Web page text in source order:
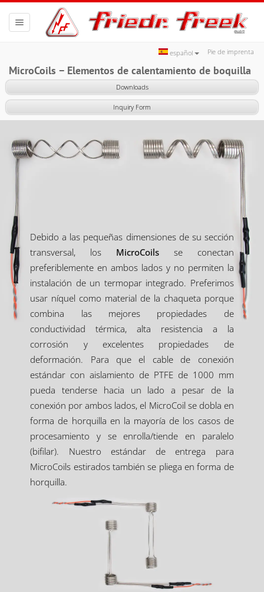
Pie de imprenta
español
Toggle
navigation
MicroCoils − Elementos de calentamiento de boquilla
Downloads
Inquiry Form
Debido a las pequeñas dimensiones de su sección
transversal, los MicroCoils se conectan
preferiblemente en ambos lados y no permiten la
instalación de un termopar integrado. Preferimos
usar níquel como material de la chaqueta porque
combina las mejores propiedades de
conductividad térmica, alta resistencia a la
corrosión y excelentes propiedades de
deformación. Para que el cable de conexión
estándar con aislamiento de PTFE de 1000 mm
pueda tenderse hacia un lado a pesar de la
conexión por ambos lados, el MicroCoil se dobla en
forma de horquilla en la mayoría de los casos de
procesamiento y se enrolla/tiende en paralelo
(bifilar). Nuestro estándar de entrega para
MicroCoils estirados también se pliega en forma de
horquilla.